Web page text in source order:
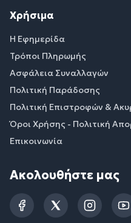
Χρήσιμα
Η Εφημερίδα
Τρόποι Πληρωμής
Ασφάλεια Συναλλαγών
Πολιτική Παράδοσης
Πολιτική Επιστροφών &
Όροι Χρήσης - Πολιτική
Επικοινωνία
Ακολουθήστε μας
FacebookTwitter